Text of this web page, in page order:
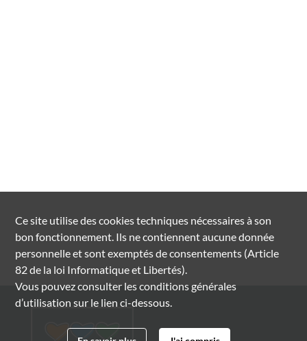
Ce site utilise descookiestechniques nécessaires à son
bon fonctionnement. Ils ne contiennent aucune donnée
personnelle et sont exemptés de consentements (Article
82 de la loi Informatique et Libertés).
Vous pouvez consulter les conditions générales
d’utilisation sur le lien ci-dessous.